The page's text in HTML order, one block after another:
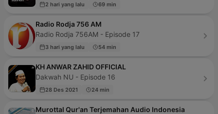
2 hari yang lalu 69 min
Radio Rodja 756 AM
Radio Rodja 756AM - Episode 17
3 hari yang lalu 54 min
KH ANWAR ZAHID OFFICIAL
Dakwah NU - Episode 16
28 Des 2021 24 min
Murottal Qur'an Terjemahan Audio Indonesia